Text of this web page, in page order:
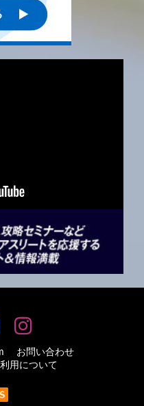
お問い合わせ
用について